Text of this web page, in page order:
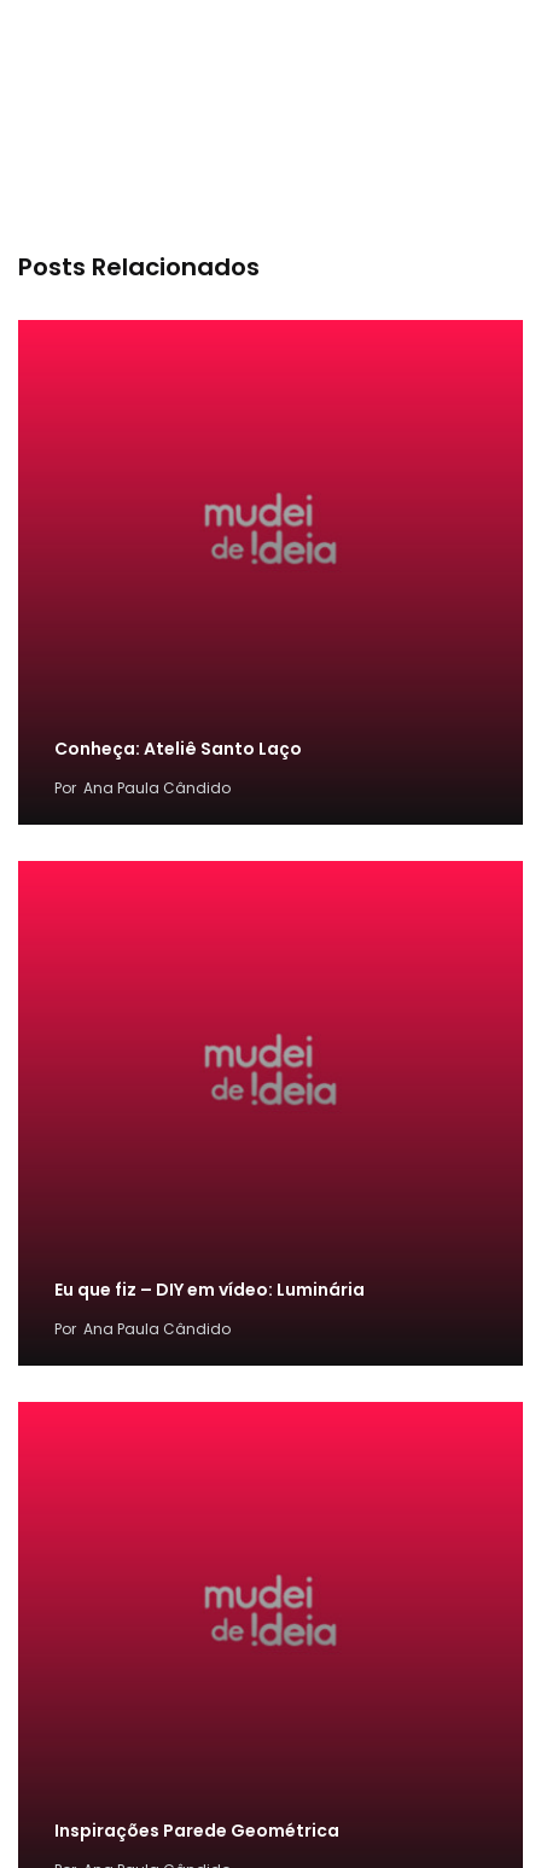
Posts Relacionados
Conheça: Ateliê Santo Laço
Por Ana Paula Cândido
Eu que fiz – DIY em vídeo: Luminária
Por Ana Paula Cândido
Inspirações Parede Geométrica